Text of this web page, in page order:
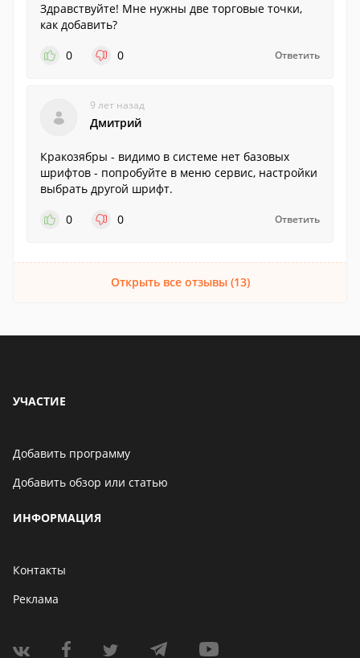
Здравствуйте! Мне нужны две торговые точки,
как добавить?
0
0 Ответить
9 лет назад
Дмитрий
Кракозябры - видимо в системе нет базовых
шрифтов - попробуйте в меню сервис, настройки
выбрать другой шрифт.
0
0 Ответить
Открыть все отзывы (13)
УЧАСТИЕ
Добавить программу
Добавить обзор или статью
ИНФОРМАЦИЯ
Контакты
Реклама